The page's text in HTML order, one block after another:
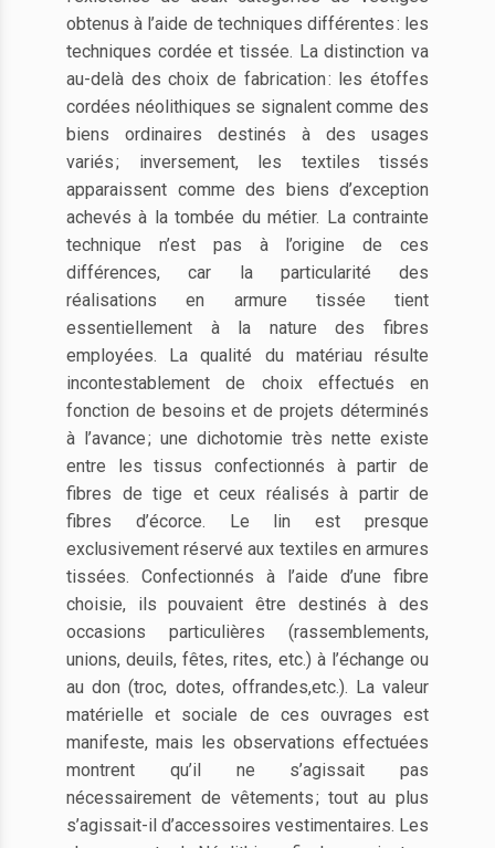
obtenus à l’aide de techniques différentes : les
techniques cordée et tissée. La distinction va
au-delà des choix de fabrication : les étoffes
cordées néolithiques se signalent comme des
biens ordinaires destinés à des usages
variés ; inversement, les textiles tissés
apparaissent comme des biens d’exception
achevés à la tombée du métier. La contrainte
technique n’est pas à l’origine de ces
différences, car la particularité des
réalisations en armure tissée tient
essentiellement à la nature des fibres
employées. La qualité du matériau résulte
incontestablement de choix effectués en
fonction de besoins et de projets déterminés
à l’avance ; une dichotomie très nette existe
entre les tissus confectionnés à partir de
fibres de tige et ceux réalisés à partir de
fibres d’écorce. Le lin est presque
exclusivement réservé aux textiles en armures
tissées. Confectionnés à l’aide d’une fibre
choisie, ils pouvaient être destinés à des
occasions particulières (rassemblements,
unions, deuils, fêtes, rites, etc.) à l’échange ou
au don (troc, dotes, offrandes,etc.). La valeur
matérielle et sociale de ces ouvrages est
manifeste, mais les observations effectuées
montrent qu’il ne s’agissait pas
nécessairement de vêtements ; tout au plus
s’agissait-il d’accessoires vestimentaires. Les